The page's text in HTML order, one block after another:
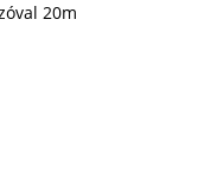
20m